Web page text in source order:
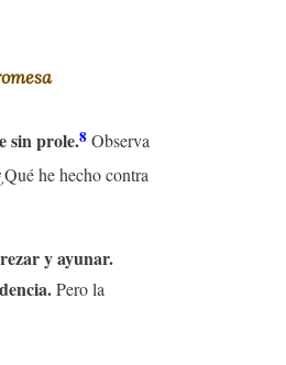
sin prole.8 Observa
he hecho contra
y ayunar.
Pero la